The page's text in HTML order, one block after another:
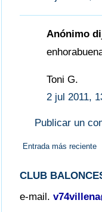
Anónimo
Toni G.
2 jul 2011,
Publicar un
Entrada más reciente
CLUB
e-mail.